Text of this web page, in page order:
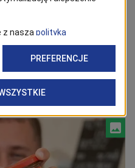
Visit
kadrami z
w Centrum Informacji